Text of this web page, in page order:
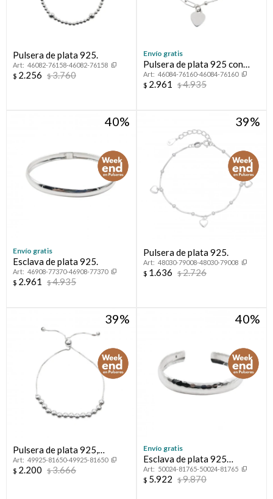
Pulsera de plata 925.
46082-76158-46082-76158
$ 2.256 $3.760
Envío gratis
Pulsera de plata 925 con
circonia y corazón.
46084-76160-46084-76160
$ 2.961 $4.935
40
Envío gratis
Esclava de plata 925.
46908-77370-46908-77370
$ 2.961 $4.935
39
Pulsera de plata 925.
48030-79008-48030-79008
$ 1.636 $2.726
39
Pulsera de plata 925,
autoajustable.
49925-81650-49925-81650
$ 2.200 $3.666
40
Envío gratis
Esclava de plata 925
martillada.
50024-81765-50024-81765
$ 5.922 $9.870